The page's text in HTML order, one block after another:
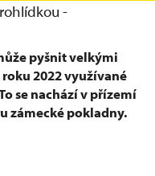
-
pyšnit velkými
2022 využívané
se nachází v přízemí
zámecké pokladny.